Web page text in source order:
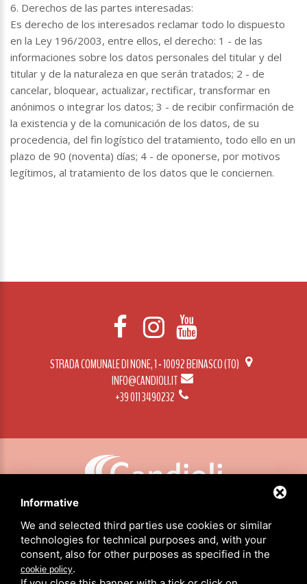
6. Derechos de las partes interesadas:
Es derecho de los interesados reclamar todo lo dispuesto
en la Ley 196/2003, entre ellos, el derecho: 1 - de las
informaciones sobre los datos personales del titular y del
titular y de la naturaleza en que serán tratados; 2 - de
cancelar, bloquear, actualizar, rectificar, transformar en
anónimos o integrar los datos; 3 - de recibir confirmación de
la existencia y de la comunicación de los datos, de su
procedencia, del fin logístico del tratamiento, todo ello en un
plazo de 90 (noventa) días; 4 - de oponerse, por motivos
legítimos, al tratamiento de los datos que le conciernen.
STRADA COMUNALE DI NONE, 1 - 10092 BEINASCO (TO)
INFO@CANDIOLI.IT
+39 011 3490232
CANDIOLI SRL: P.IVA/C.F. 10358790011 / SEDE: STRADA COMUNALE DI NONE, 1 - 10092 BEINASCO (TO)
HOME
PRODUCTOS
Informative
We and selected third parties use cookies or similar
technologies for technical purposes and, with your
consent, also for other purposes as specified in the
cookie policy.